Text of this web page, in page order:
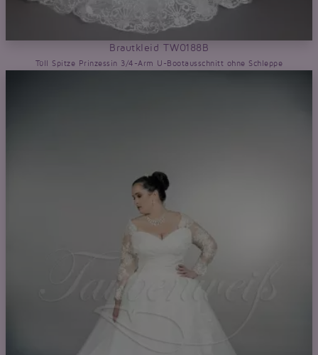
Brautkleid TW0188B
Tüll Spitze Prinzessin 3/4-Arm U-Bootausschnitt ohne Schleppe